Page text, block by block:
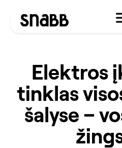
Elektros
tinklas
šalyse –